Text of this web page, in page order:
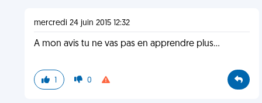
mercredi 24 juin 2015 12:32
A mon avis tu ne vas pas en apprendre plus...
1 0